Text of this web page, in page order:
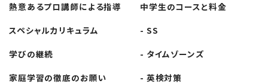
ョ
ン
熱意あるプロ講師による指導
スペシャルカリキュラム
学びの継続
家庭学習の徹底のお願い
中学生のコースと料金
- SS
- タイムゾーンズ
- 英検対策